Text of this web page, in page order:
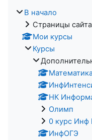
В начало
Страницы сайта
Мои курсы
Курсы
НК
Олимп
0 курс Инф
ИнфОГЭ